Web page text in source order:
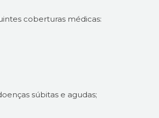
coberturas médicas:
súbitas e agudas;